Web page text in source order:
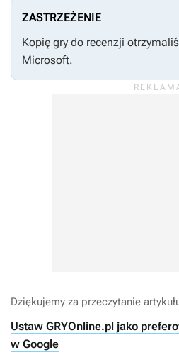
ZASTRZEŻENIE
Kopię gry do recenzji
Microsoft.
Dziękujemy za przeczytanie
Ustaw GRYOnline.pl jako
w Google